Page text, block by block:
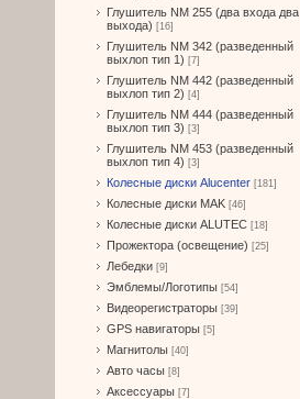
Глушитель NM 255 (два входа два
выхода) [16]
Глушитель NM 342 (разведенный
выхлоп тип 1) [7]
Глушитель NM 442 (разведенный
выхлоп тип 2) [4]
Глушитель NM 444 (разведенный
выхлоп тип 3) [3]
Глушитель NM 453 (разведенный
выхлоп тип 4) [3]
Колесные диски Alucenter [181]
Колесные диски MAK [46]
Колесные диски ALUTEC [18]
Прожектора (освещение) [25]
Лебедки [9]
Эмблемы/Логотипы [54]
Видеорегистраторы [39]
GPS навигаторы [5]
Магнитолы [40]
Авто часы [8]
Аксессуары [7]